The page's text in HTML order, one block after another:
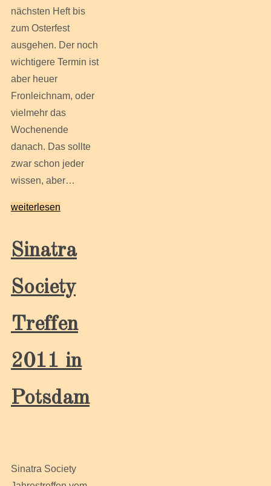
nächsten Heft bis
zum Osterfest
ausgehen. Der noch
wichtigere Termin ist
aber heuer
Fronleichnam, oder
vielmehr das
Wochenende
danach. Das sollte
zwar schon jeder
wissen, aber…
weiterlesen
Sinatra
Society
Treffen
2011 in
Potsdam
Sinatra Society